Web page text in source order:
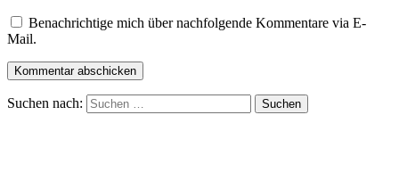
Benachrichtige mich über nachfolgende Kommentare via E-
Mail.
Suchen nach: